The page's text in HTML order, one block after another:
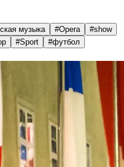
музыка #Opera #show
#Sport #футбол